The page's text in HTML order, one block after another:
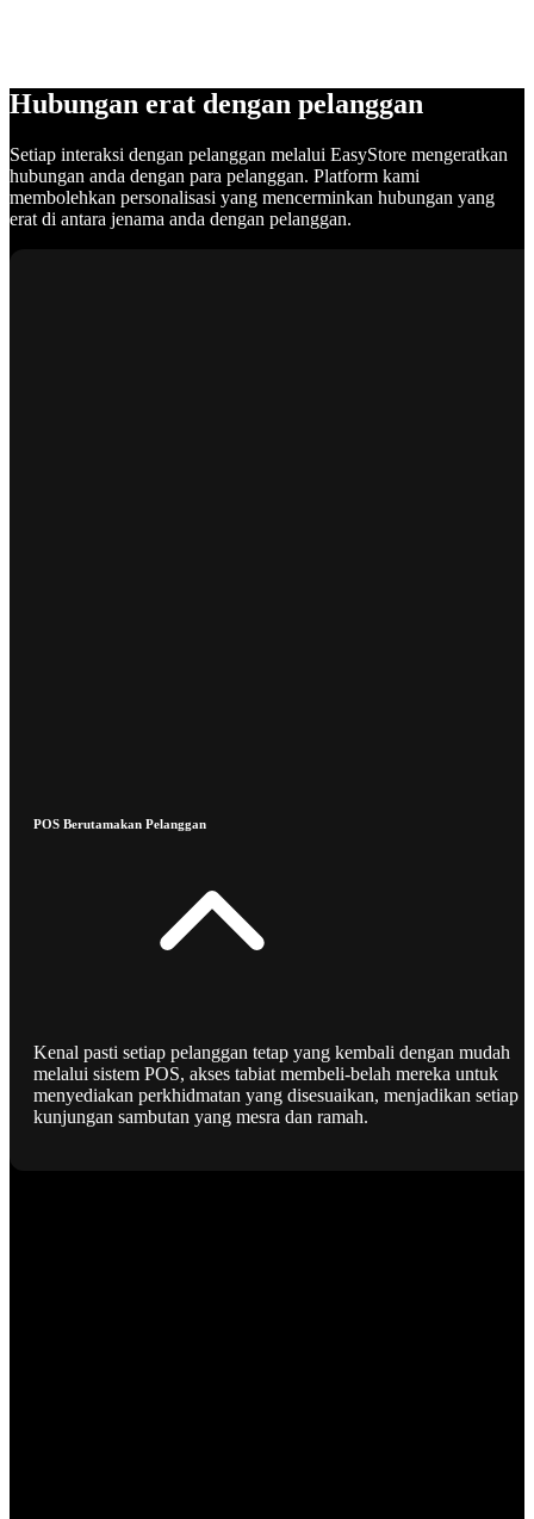
Hubungan erat dengan pelanggan
Setiap interaksi dengan pelanggan melalui EasyStore mengeratkan
hubungan anda dengan para pelanggan. Platform kami
membolehkan personalisasi yang mencerminkan hubungan yang
erat di antara jenama anda dengan pelanggan.
POS Berutamakan Pelanggan
Kenal pasti setiap pelanggan tetap yang kembali dengan mudah
melalui sistem POS, akses tabiat membeli-belah mereka untuk
menyediakan perkhidmatan yang disesuaikan, menjadikan setiap
kunjungan sambutan yang mesra dan ramah.